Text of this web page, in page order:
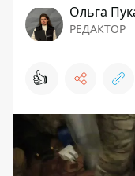
Ольга
РЕДАКТОР
👍